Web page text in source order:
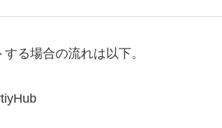
る場合の流れは以下。